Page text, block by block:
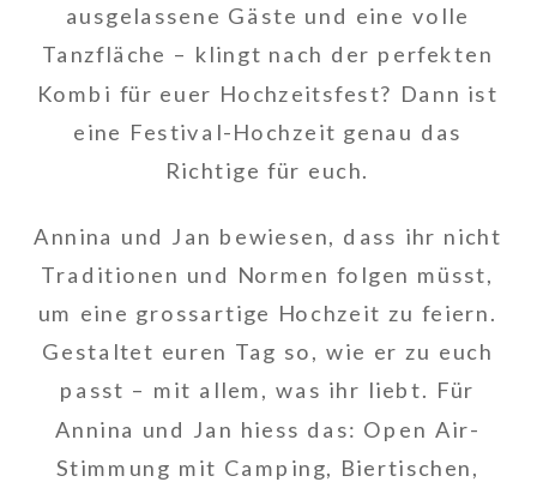
ausgelassene Gäste und eine volle
Tanzfläche – klingt nach der perfekten
Kombi für euer Hochzeitsfest? Dann ist
eine Festival-Hochzeit genau das
Richtige für euch.
Annina und Jan bewiesen, dass ihr nicht
Traditionen und Normen folgen müsst,
um eine grossartige Hochzeit zu feiern.
Gestaltet euren Tag so, wie er zu euch
passt – mit allem, was ihr liebt. Für
Annina und Jan hiess das: Open Air-
Stimmung mit Camping, Biertischen,